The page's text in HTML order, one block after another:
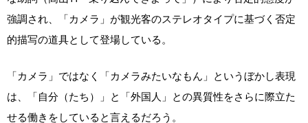
強調され、「カメラ」が観光客のステレオタイプに基づく否定
的描写の道具として登場している。
「カメラ」ではなく「カメラみたいなもん」というぼかし表現
は、「自分（たち）」と「外国人」との異質性をさらに際立た
せる働きをしていると言えるだろう。